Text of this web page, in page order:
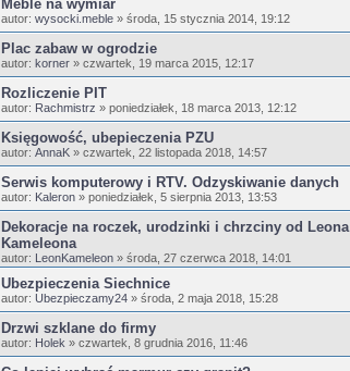
Meble na wymiar
autor: wysocki.meble » środa, 15 stycznia 2014, 19:12
Plac zabaw w ogrodzie
autor: korner » czwartek, 19 marca 2015, 12:17
Rozliczenie PIT
autor: Rachmistrz » poniedziałek, 18 marca 2013, 12:12
Księgowość, ubepieczenia PZU
autor: AnnaK » czwartek, 22 listopada 2018, 14:57
Serwis komputerowy i RTV. Odzyskiwanie danych
autor: Kaleron » poniedziałek, 5 sierpnia 2013, 13:53
Dekoracje na roczek, urodzinki i chrzciny od Leona
Kameleona
autor: LeonKameleon » środa, 27 czerwca 2018, 14:01
Ubezpieczenia Siechnice
autor: Ubezpieczamy24 » środa, 2 maja 2018, 15:28
Drzwi szklane do firmy
autor: Holek » czwartek, 8 grudnia 2016, 11:46